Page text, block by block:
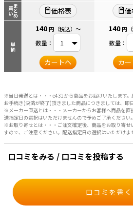
まとめ
買い
単価
価格表
140 円（税込） ～
数量：
カートへ
140円
数量：
カ
※当日発送とは・・・e431から商品をお届けいたします
お手続き(決済が終了)頂きました商品につきましては、即
※メーカー直送とは・・・メーカーからお客様へ商品を直
送指定日の選択はいただけませんので予めご了承ください。
※お取り寄せとは・・・ご注文確定後、商品をお取り寄せ
すので、ご注意ください。配送指定日の選択はいただけま
口コミをみる / 口コミを投稿する
口コミを書く